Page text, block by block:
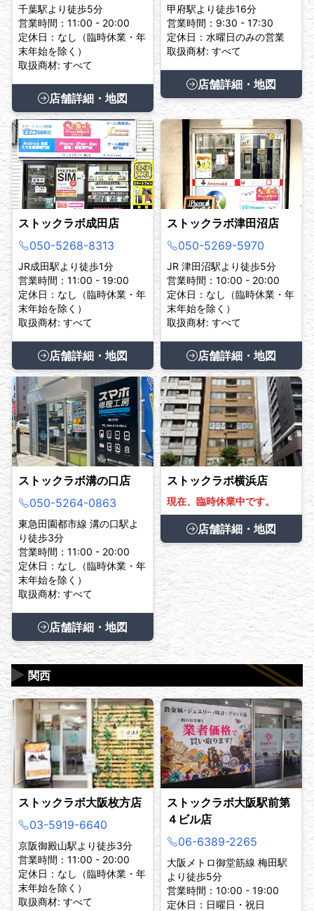
千葉駅より徒歩5分
営業時間：11:00 - 20:00
定休日：なし（臨時休業・年
末年始を除く）
取扱商材: すべて
店舗詳細・地図
甲府駅より徒歩16分
営業時間：9:30 - 17:30
定休日：水曜日のみの営業
取扱商材: すべて
店舗詳細・地図
ストックラボ成田店
050-5268-8313
JR成田駅より徒歩1分
営業時間：11:00 - 19:00
定休日：なし（臨時休業・年
末年始を除く）
取扱商材: すべて
店舗詳細・地図
ストックラボ津田沼店
050-5269-5970
JR 津田沼駅より徒歩5分
営業時間：10:00 - 20:00
定休日：なし（臨時休業・年
末年始を除く）
取扱商材: すべて
店舗詳細・地図
ストックラボ溝の口店
050-5264-0863
東急田園都市線 溝の口駅よ
り徒歩3分
営業時間：11:00 - 20:00
定休日：なし（臨時休業・年
末年始を除く）
取扱商材: すべて
店舗詳細・地図
ストックラボ横浜店
現在、臨時休業中です。
店舗詳細・地図
関西
▶
ストックラボ大阪枚方店
03-5919-6640
京阪御殿山駅より徒歩3分
営業時間：11:00 - 20:00
定休日：なし（臨時休業・年
末年始を除く）
取扱商材: すべて
ストックラボ大阪駅前第
４ビル店
06-6389-2265
大阪メトロ御堂筋線 梅田駅
より徒歩5分
営業時間：10:00 - 19:00
定休日：日曜日・祝日